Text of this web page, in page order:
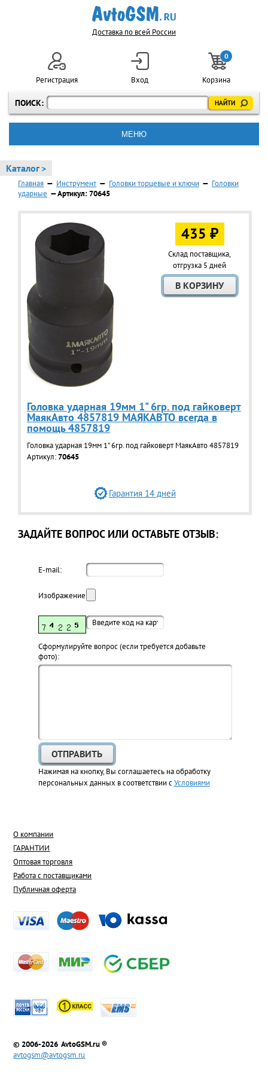
Доставка по всей России
ПОИСК:
Регистрация Вход
0
Корзина
МЕНЮ
Каталог >
Главная — Инструмент — Головки торцевые и ключи — Головки
ударные — Артикул: 70645
435 ₽
Склад поставщика,
отгрузка 5 дней
Головка ударная 19мм 1" 6гр. под гайковерт
МаякАвто 4857819 МАЯКАВТО всегда в
помощь 4857819
Головка ударная 19мм 1" 6гр. под гайковерт МаякАвто 4857819
Артикул:70645
Гарантия 14 дней
ЗАДАЙТЕ ВОПРОС ИЛИ ОСТАВЬТЕ ОТЗЫВ:
E-mail:
Изображение:
Cформулируйте вопрос (если требуется добавьте
фото):
Нажимая на кнопку, Вы соглашаетесь на обработку
персональных данных в соответствии сУсловиями
О компании
ГАРАНТИИ
Оптовая торговля
Работа с поставщиками
Публичная оферта
© 2006-2026 AvtoGSM.ru ®
avtogsm@avtogsm.ru